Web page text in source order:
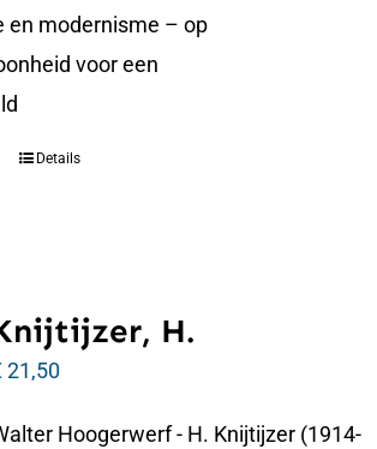
en modernisme – op
voor een
Details
H.
21,50
Hoogerwerf - H. Knijtijzer (1914-